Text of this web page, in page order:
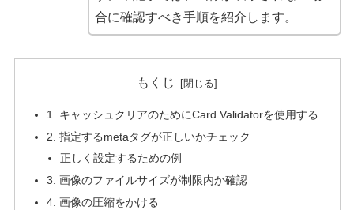
合に確認すべき手順を紹介します。
もくじ
1. キャッシュクリアのためにCard Validatorを使用する
2. 指定するmetaタグが正しいかチェック
正しく設定するための例
3. 画像のファイルサイズが制限内か確認
4. 画像の圧縮をかける